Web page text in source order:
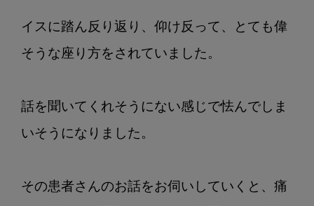
イスに踏ん反り返り、仰け反って、とても偉
そうな座り方をされていました。
話を聞いてくれそうにない感じで怯んでしま
いそうになりました。
その患者さんのお話をお伺いしていくと、痛